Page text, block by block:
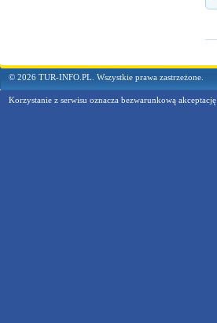
© 2026 TUR-INFO.PL. Wszystkie prawa zastrzeżone.
Korzystanie z serwisu oznacza bezwarunkową akceptację